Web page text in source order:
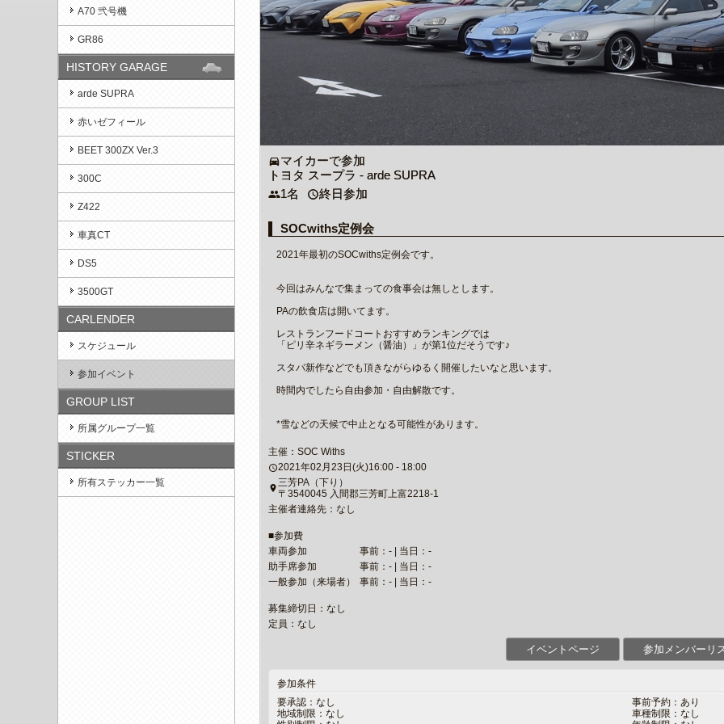
A70 弐号機
GR86
HISTORY GARAGE
arde SUPRA
赤いゼフィール
BEET 300ZX Ver.3
300C
Z422
車真CT
DS5
3500GT
CARLENDER
スケジュール
参加イベント
GROUP LIST
所属グループ一覧
STICKER
所有ステッカー一覧
directions_carマイカーで参加
トヨタ スープラ - arde SUPRA
people1名 access_time終日参加
SOCwiths定例会
2021年最初のSOCwiths定例会です。
今回はみんなで集まっての食事会は無しとします。
PAの飲食店は開いてます。
レストランフードコートおすすめランキングでは
「ピリ辛ネギラーメン（醤油）」が第1位だそうです♪
スタバ新作などでも頂きながらゆるく開催したいなと思います。
時間内でしたら自由参加・自由解散です。
*雪などの天候で中止となる可能性があります。
主催：SOC Withs
access_time2021年02月23日(火)16:00 - 18:00
place 三芳PA（下り）
〒3540045 入間郡三芳町上富2218-1
主催者連絡先：なし
■参加費
車両参加
事前：- | 当日：-
助手席参加
事前：- | 当日：-
一般参加（来場者）
事前：- | 当日：-
募集締切日：なし
定員：なし
イベントページ 参加メンバーリ
参加条件
要承認：なし
事前予約：あり
地域制限：なし
車種制限：なし